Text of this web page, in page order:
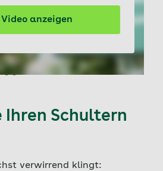
Video anzeigen
für Entspannung und mehr
Sie wollen mehr
Workouts – oder Sie
ganz einfach selbst zusammen.
Ihren Schultern
verwirrend klingt: